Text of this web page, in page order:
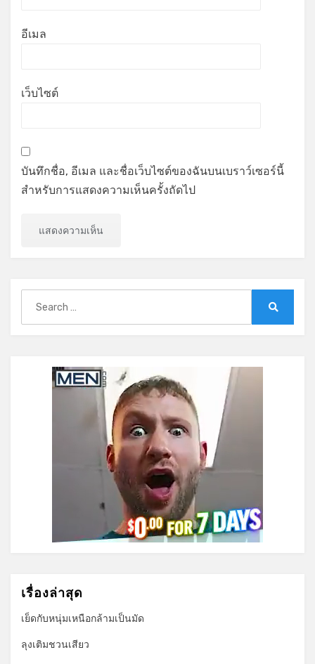
อีเมล
เว็บไซต์
บันทึกชื่อ, อีเมล และชื่อเว็บไซต์ของฉันบนเบราว์เซอร์นี้
สำหรับการแสดงความเห็นครั้งถัดไป
for:
เรื่องล่าสุด
เย็ดกับหนุ่มเหนือกล้ามเป็นมัด
ลุงเติมชวนเสียว